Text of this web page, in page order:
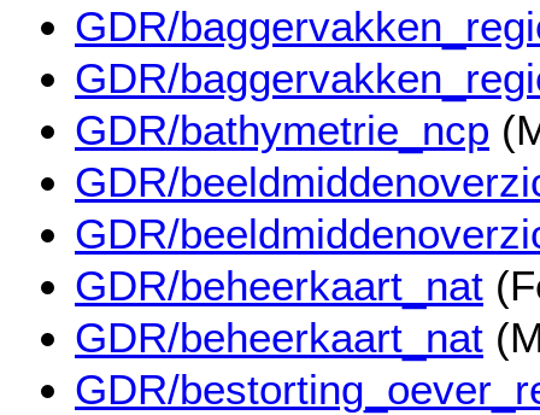
GDR/
GDR/
GDR/bathymetrie_ncp
GDR/
GDR/
GDR/beheerkaart_nat
GDR/beheerkaart_nat
GDR/